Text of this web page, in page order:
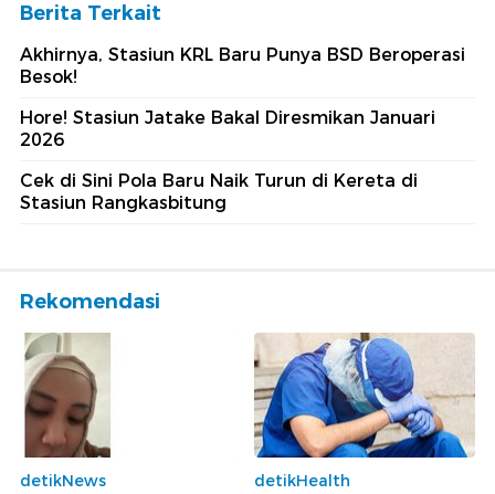
Berita Terkait
Akhirnya, Stasiun KRL Baru Punya BSD Beroperasi
Besok!
Hore! Stasiun Jatake Bakal Diresmikan Januari
2026
Cek di Sini Pola Baru Naik Turun di Kereta di
Stasiun Rangkasbitung
Rekomendasi
detikNews
detikHealth